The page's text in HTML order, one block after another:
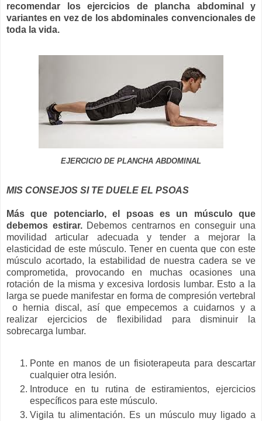
recomendar los ejercicios de plancha abdominal y
variantes en vez de los abdominales convencionales de
toda la vida.
EJERCICIO DE PLANCHA ABDOMINAL
MIS CONSEJOS SI TE DUELE EL PSOAS
Más que potenciarlo, el psoas es un músculo que
debemos estirar.Debemos centrarnos en conseguir una
movilidad articular adecuada y tender a mejorar la
elasticidad de este músculo. Tener en cuenta que con este
músculo acortado, la estabilidad de nuestra cadera se ve
comprometida, provocando en muchas ocasiones una
rotación de la misma y excesiva lordosis lumbar. Esto a la
larga se puede manifestar en forma de compresión vertebral
o hernia discal, así que empecemos a cuidarnos y a
realizar ejercicios de flexibilidad para disminuir la
sobrecarga lumbar.
Ponte en manos de un fisioterapeuta para descartar
cualquier otra lesión.
Introduce en tu rutina de estiramientos, ejercicios
específicos para este músculo.
Vigila tu alimentación. Es un músculo muy ligado a